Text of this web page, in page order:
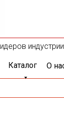
индустрии:
Каталог О